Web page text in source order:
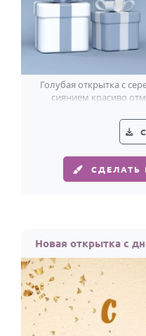
Голубая открытка с
сиянием красиво
СДЕЛАТЬ
Новая открытка с